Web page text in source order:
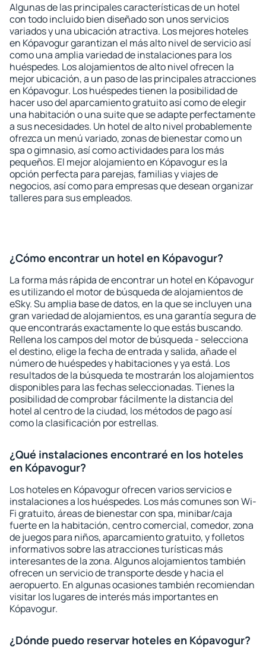
Algunas de las principales características de un hotel
con todo incluido bien diseñado son unos servicios
variados y una ubicación atractiva. Los mejores hoteles
en Kópavogur garantizan el más alto nivel de servicio así
como una amplia variedad de instalaciones para los
huéspedes. Los alojamientos de alto nivel ofrecen la
mejor ubicación, a un paso de las principales atracciones
en Kópavogur. Los huéspedes tienen la posibilidad de
hacer uso del aparcamiento gratuito así como de elegir
una habitación o una suite que se adapte perfectamente
a sus necesidades. Un hotel de alto nivel probablemente
ofrezca un menú variado, zonas de bienestar como un
spa o gimnasio, así como actividades para los más
pequeños. El mejor alojamiento en Kópavogur es la
opción perfecta para parejas, familias y viajes de
negocios, así como para empresas que desean organizar
talleres para sus empleados.
¿Cómo encontrar un hotel en Kópavogur?
La forma más rápida de encontrar un hotel en Kópavogur
es utilizando el motor de búsqueda de alojamientos de
eSky. Su amplia base de datos, en la que se incluyen una
gran variedad de alojamientos, es una garantía segura de
que encontrarás exactamente lo que estás buscando.
Rellena los campos del motor de búsqueda - selecciona
el destino, elige la fecha de entrada y salida, añade el
número de huéspedes y habitaciones y ya está. Los
resultados de la búsqueda te mostrarán los alojamientos
disponibles para las fechas seleccionadas. Tienes la
posibilidad de comprobar fácilmente la distancia del
hotel al centro de la ciudad, los métodos de pago así
como la clasificación por estrellas.
¿Qué instalaciones encontraré en los hoteles
en Kópavogur?
Los hoteles en Kópavogur ofrecen varios servicios e
instalaciones a los huéspedes. Los más comunes son Wi-
Fi gratuito, áreas de bienestar con spa, minibar/caja
fuerte en la habitación, centro comercial, comedor, zona
de juegos para niños, aparcamiento gratuito, y folletos
informativos sobre las atracciones turísticas más
interesantes de la zona. Algunos alojamientos también
ofrecen un servicio de transporte desde y hacia el
aeropuerto. En algunas ocasiones también recomiendan
visitar los lugares de interés más importantes en
Kópavogur.
¿Dónde puedo reservar hoteles en Kópavogur?